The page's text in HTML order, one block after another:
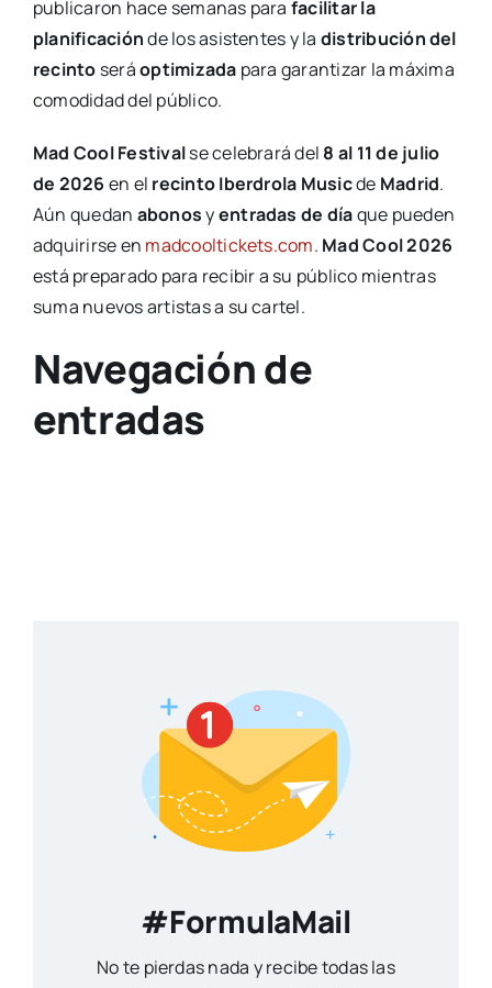
publicaron hace semanas para facilitar la
planificaciónde los asistentes y la distribución del
recinto seráoptimizada para garantizar la máxima
comodidad del público.
Mad Cool Festivalse celebrará del 8 al 11 de julio
de 2026 en el recinto Iberdrola Musicde Madrid.
Aún quedan abonosyentradas de díaque pueden
adquirirse en madcooltickets.com. Mad Cool 2026
está preparado para recibir a su público mientras
suma nuevos artistas a su cartel.
Navegación de
entradas
#FormulaMail
No te pierdas nada y recibe todas las